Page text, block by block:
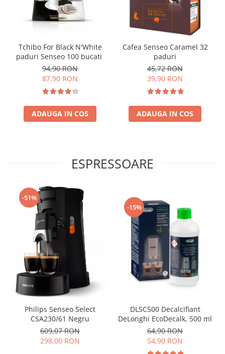
Tchibo For Black N'White
paduri Senseo 100 bucati
94,90 RON
87,90 RON
ADAUGA IN COS
Cafea Senseo Caramel 32
paduri
45,72 RON
39,90 RON
ADAUGA IN COS
ESPRESSOARE
-51%
Philips Senseo Select
CSA230/61 Negru
609,07 RON
298,00 RON
-15%
DLSC500 Decalcifiant
DeLonghi EcoDecalk, 500 ml
64,90 RON
54,90 RON